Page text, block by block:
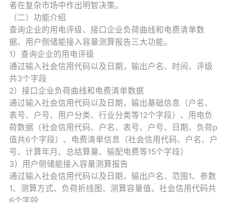
者在复杂市场中作出明智决策。
（二）功能介绍
查询企业的用电评级、接口企业负荷曲线和电费清单数
据、用户侧储能接入容量测算报告三大功能。
1）查询企业的用电评级
通过输入社会信用代码以及日期，输出户名、时间、评级
共3个字段
2）接口企业负荷曲线和电费清单数据
通过输入社会信用代码以及日期，输出基础信息（户名、
表号、户号、用户分类、行业分类等12个字段）、用电负
荷数据（社会信用代码、户名、表号、户号、日期、负荷p
值共6个字段）、电费清单信息（社会信用代码、户名、户
号、计算年月、总结算量、输配电费等15个字段）
3）用户侧储能接入容量测算报告
通过输入社会信用代码以及日期，输出户名、范围1、参数
1、测算方式、负荷折线图、测算容量值、社会信用代码共
6个字段